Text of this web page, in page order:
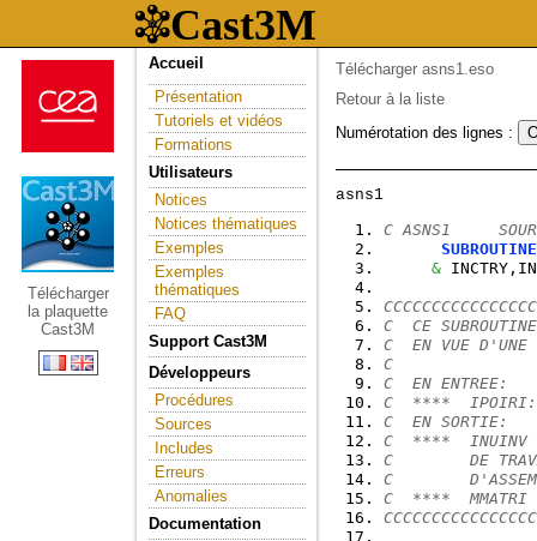
Télécharger
la plaquette
Cast3M
Accueil
Présentation
Tutoriels et vidéos
Formations
Utilisateurs
Notices
Notices thématiques
Exemples
Exemples
thématiques
FAQ
Support Cast3M
Développeurs
Procédures
Sources
Includes
Erreurs
Anomalies
Documentation
Télécharger asns1.eso
Retour à la liste
Numérotation des lignes :
C ASNS1
SUBROUTINE
&
C  CE
C  EN VUE D'UNE
C
C  EN ENTREE:
C  ****  IPOIRI:
C  EN SORTIE:
C  ****  INUINV
C        DE
C
C  ****  MMATRI